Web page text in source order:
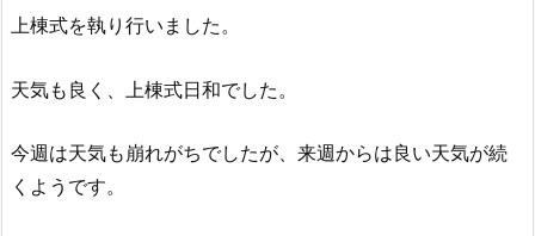
上棟式を執り行いました。
天気も良く、上棟式日和でした。
今週は天気も崩れがちでしたが、来週からは良い天気が続
くようです。